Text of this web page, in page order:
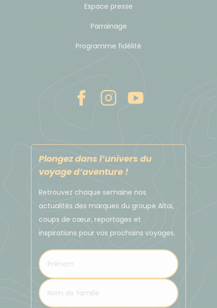
Espace presse
Parrainage
Programme fidélité
Plongez dans l’univers du
voyage d’aventure !
Retrouvez chaque semaine nos
actualités des marques du groupe Altaï,
coups de cœur, reportages et
inspirations pour vos prochains voyages.